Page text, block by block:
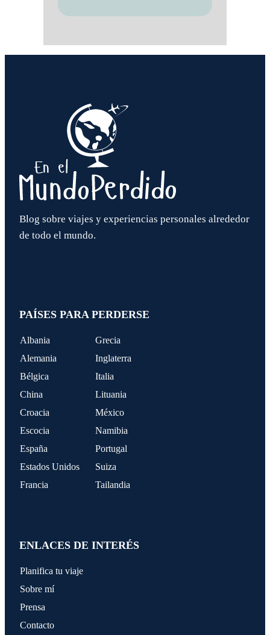
Blog sobre viajes y experiencias personales alrededor
de todo el mundo.
PAÍSES PARA PERDERSE
Albania
Alemania
Bélgica
China
Croacia
Escocia
España
Estados Unidos
Francia
Grecia
Inglaterra
Italia
Lituania
México
Namibia
Portugal
Suiza
Tailandia
ENLACES DE INTERÉS
Planifica tu viaje
Sobre mí
Prensa
Contacto